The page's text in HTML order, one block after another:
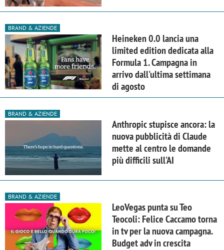
BRAND & AZIENDE
Heineken 0.0 lancia una
limited edition dedicata alla
Formula 1. Campagna in
arrivo dall'ultima settimana
di agosto
BRAND & AZIENDE
Anthropic stupisce ancora: la
nuova pubblicità di Claude
mette al centro le domande
più difficili sull'AI
BRAND & AZIENDE
LeoVegas punta su Teo
Teocoli: Felice Caccamo torna
in tv per la nuova campagna.
Budget adv in crescita